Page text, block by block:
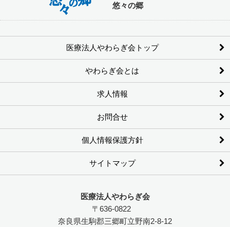
悠々の郷
医療法人やわらぎ会トップ
やわらぎ会とは
求人情報
お問合せ
個人情報保護方針
サイトマップ
医療法人やわらぎ会
〒 636-0822
奈良県生駒郡三郷町立野南2-8-12